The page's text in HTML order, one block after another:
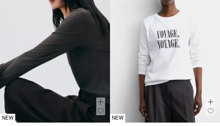
NEW NEW